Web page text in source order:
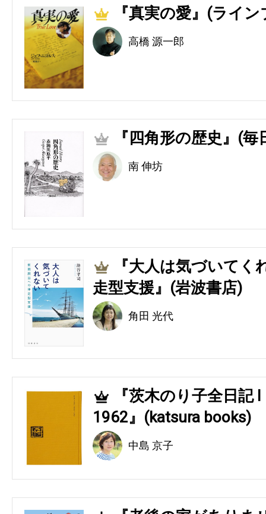
1 『真実の愛』(ライ
高橋 源一郎
2 『四角形の歴史』(毎
南 伸坊
3
『大人は気づいてく
走型支援』(岩波書店)
角田 光代
4
『茨木のり子全日記
1962』(katsura books)
中島 京子